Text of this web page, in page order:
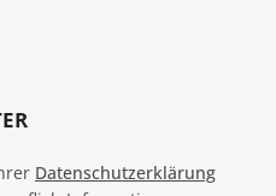
Datenschutzerklärung